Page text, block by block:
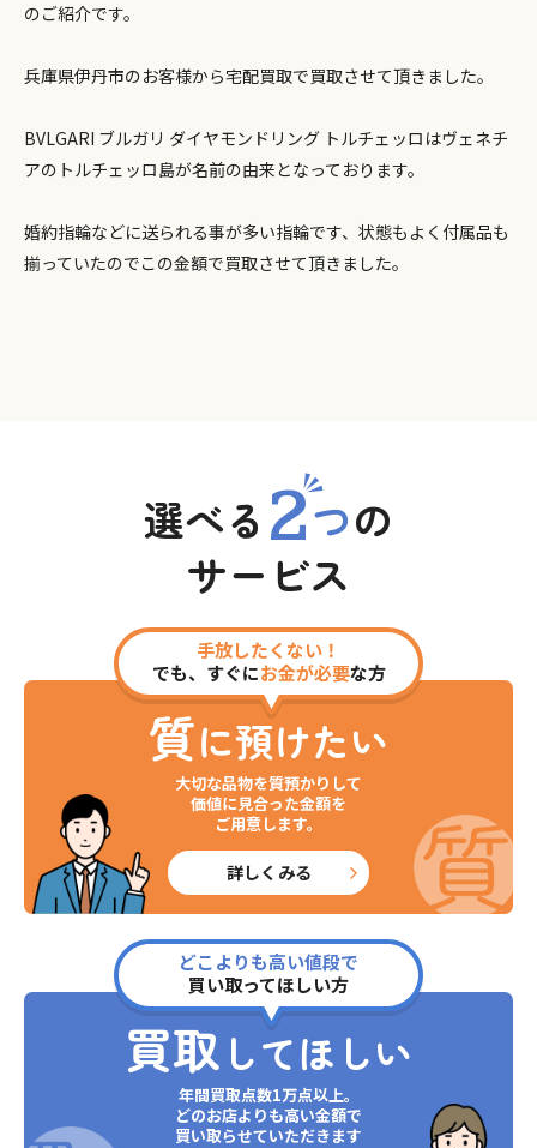
のご紹介です。
兵庫県伊丹市のお客様から宅配買取で買取させて頂きました。
BVLGARI ブルガリ ダイヤモンドリング トルチェッロはヴェネチ
アのトルチェッロ島が名前の由来となっております。
婚約指輪などに送られる事が多い指輪です、状態もよく付属品も
揃っていたのでこの金額で買取させて頂きました。
選べる 2つの
サービス
手放したくない！
でも、すぐにお金が必要な方
質に預けたい
大切な品物を質預かりして
価値に見合った金額を
ご用意します。
詳しくみる
どこよりも高い値段で
買い取ってほしい方
買取 してほしい
年間買取点数1万点以上。
どのお店よりも高い金額で
買い取らせていただきます